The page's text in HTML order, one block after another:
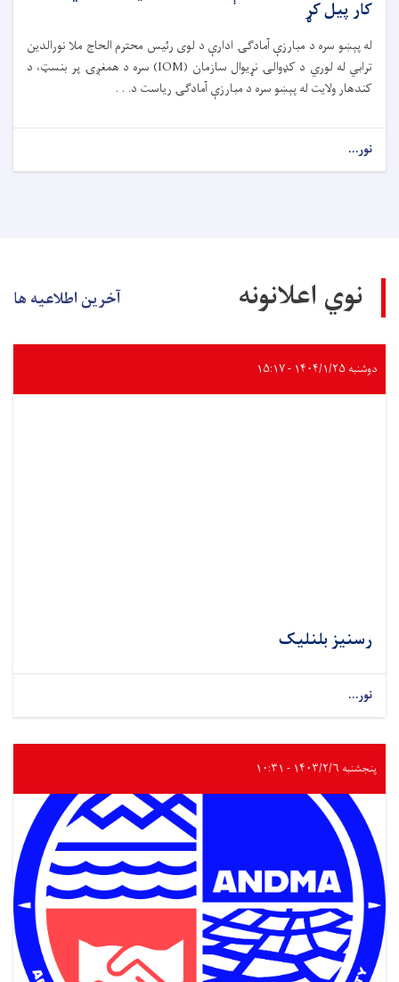
کار پیل کړ
له پېښو سره د مبارزې آمادګۍ ادارې د لوی رئیس محترم الحاج ملا نورالدین
ترابي له لوري د کډوالۍ نړیوال سازمان (IOM) سره د همغږۍ پر بنسټ، د
کندهار ولایت له پېښو سره د مبارزې آمادګۍ ریاست د. . .
نور...
نوي اعلانونه آخرین اطلاعیه ها
دوشنبه ۱۴۰۴/۱/۲۵ - ۱۵:۱۷
رسنیز بلنلیک
نور...
پنجشنبه ۱۴۰۳/۲/۶ - ۱۰:۳۱